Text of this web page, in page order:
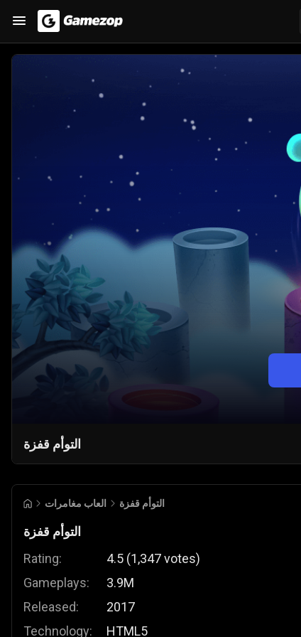
التوأم قفزة
العاب مغامرات التوأم قفزة
التوأم قفزة
Rating:
Gameplays:
Released:
Technology:
4.5 (1,347votes)
3.9M
2017
HTML5